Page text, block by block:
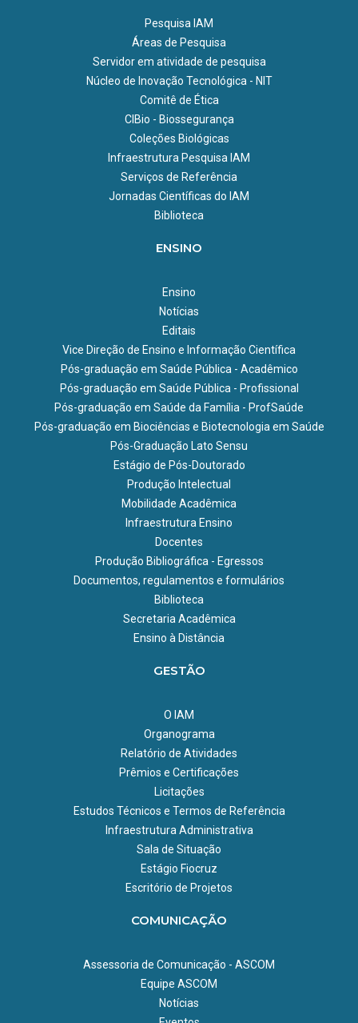
Pesquisa IAM
Áreas de Pesquisa
Servidor em atividade de pesquisa
Núcleo de Inovação Tecnológica - NIT
Comitê de Ética
CIBio - Biossegurança
Coleções Biológicas
Infraestrutura Pesquisa IAM
Serviços de Referência
Jornadas Científicas do IAM
Biblioteca
ENSINO
Ensino
Notícias
Editais
Vice Direção de Ensino e Informação Científica
Pós-graduação em Saúde Pública - Acadêmico
Pós-graduação em Saúde Pública - Profissional
Pós-graduação em Saúde da Família - ProfSaúde
Pós-graduação em Biociências e Biotecnologia em Saúde
Pós-Graduação Lato Sensu
Estágio de Pós-Doutorado
Produção Intelectual
Mobilidade Acadêmica
Infraestrutura Ensino
Docentes
Produção Bibliográfica - Egressos
Documentos, regulamentos e formulários
Biblioteca
Secretaria Acadêmica
Ensino à Distância
GESTÃO
O IAM
Organograma
Relatório de Atividades
Prêmios e Certificações
Licitações
Estudos Técnicos e Termos de Referência
Infraestrutura Administrativa
Sala de Situação
Estágio Fiocruz
Escritório de Projetos
COMUNICAÇÃO
Assessoria de Comunicação - ASCOM
Equipe ASCOM
Notícias